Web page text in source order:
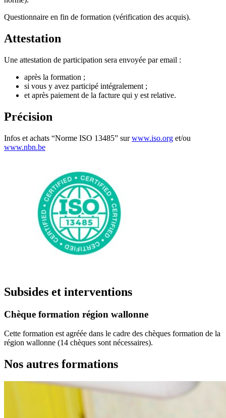
Questionnaire en fin de formation (vérification des acquis).
Attestation
Une attestation de participation sera envoyée par email :
après la formation ;
si vous y avez participé intégralement ;
et après paiement de la facture qui y est relative.
Précision
Infos et achats “Norme ISO 13485” surwww.iso.org et/ou
www.nbn.be
Subsides et interventions
Chèque formation région wallonne
Cette formation est agréée dans le cadre des chèques formation de la
région wallonne (14 chèques sont nécessaires).
Nos autres formations